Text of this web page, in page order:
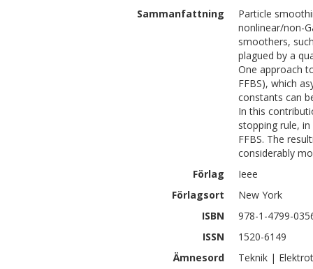
Sammanfattning
Particle
nonlinear/non-
smoothers,
plagued by a
One approach
FFBS), which
constants can
In this
stopping rule,
FFBS. The
considerably
Förlag
Ieee
Förlagsort
New York
ISBN
978-1-4799-
ISSN
1520-6149
Ämnesord
Teknik |